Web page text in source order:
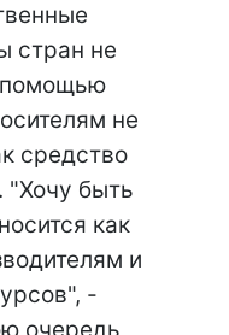
стран не
помощью
не
средство
"Хочу быть
как
и
-